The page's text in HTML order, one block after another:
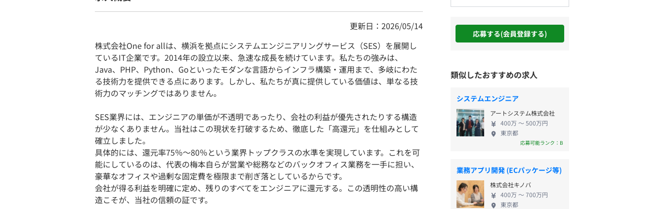
更新日：2026/05/14
株式会社One for allは、横浜を拠点にシステムエンジニアリングサービス（SES）を展開し
ているIT企業です。2014年の設立以来、急速な成長を続けています。私たちの強みは、
Java、PHP、Python、Goといったモダンな言語からインフラ構築・運用まで、多岐にわた
る技術力を提供できる点にあります。しかし、私たちが真に提供している価値は、単なる技
術力のマッチングではありません。
SES業界には、エンジニアの単価が不透明であったり、会社の利益が優先されたりする構造
が少なくありません。当社はこの現状を打破するため、徹底した「高還元」を仕組みとして
確立しました。
具体的には、還元率75％〜80％という業界トップクラスの水準を実現しています。これを可
能にしているのは、代表の梅本自らが営業や総務などのバックオフィス業務を一手に担い、
豪華なオフィスや過剰な固定費を極限まで削ぎ落としているからです。
会社が得る利益を明確に定め、残りのすべてをエンジニアに還元する。この透明性の高い構
造こそが、当社の信頼の証です。
応募する(会員登録する)
類似したおすすめの求人
システムエンジニア
アートシステム株式会社
400万 〜 500万円
東京都
応募可能ランク：B
業務アプリ開発 (ECパッケージ等)
株式会社キノバ
400万 〜 700万円
東京都